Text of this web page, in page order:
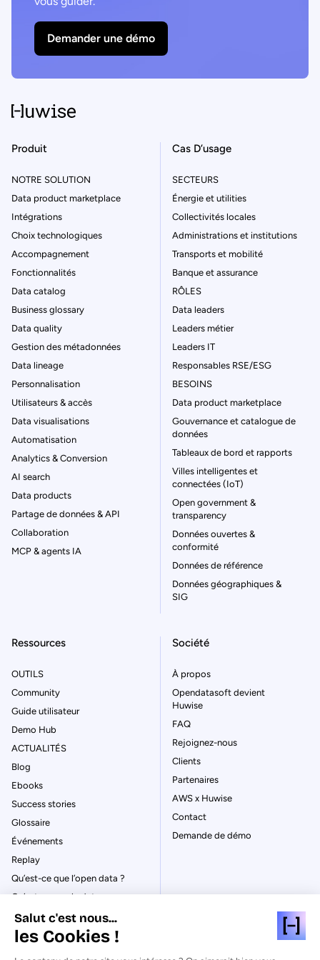
Demander une démo
Produit
NOTRE SOLUTION
Data product marketplace
Intégrations
Choix technologiques
Accompagnement
Fonctionnalités
Data catalog
Business glossary
Data quality
Gestion des métadonnées
Data lineage
Personnalisation
Utilisateurs & accès
Data visualisations
Automatisation
Analytics & Conversion
AI search
Data products
Partage de données & API
Collaboration
MCP & agents IA
Cas D’usage
SECTEURS
Énergie et utilities
Collectivités locales
Administrations et institutions
Transports et mobilité
Banque et assurance
RÔLES
Data leaders
Leaders métier
Leaders IT
Responsables RSE/ESG
BESOINS
Data product marketplace
Gouvernance et catalogue de
données
Tableaux de bord et rapports
Villes intelligentes et
connectées (IoT)
Open government &
transparency
Données ouvertes &
conformité
Données de référence
Données géographiques &
SIG
Ressources
OUTILS
Community
Guide utilisateur
Demo Hub
ACTUALITÉS
Blog
Ebooks
Success stories
Glossaire
Événements
Replay
Qu’est-ce que l’open data ?
Qu’est-ce que le data
La gouvernance des données
Qu’est-ce qu’un data catalog ?
Société
À propos
Opendatasoft devient
Huwise
FAQ
Rejoignez-nous
Clients
Partenaires
AWS x Huwise
Contact
Demande de démo
Salut c'est nous...
les Cookies !